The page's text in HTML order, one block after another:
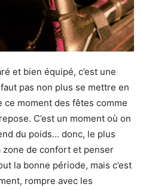
et bien équipé, c’est une
pas non plus se mettre en
moment des fêtes comme
C’est un moment où on
du poids… donc, le plus
zone de confort et penser
la bonne période, mais c’est
rompre avec les